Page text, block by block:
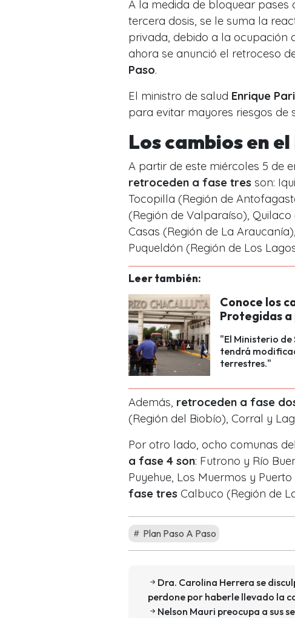
A la medida de bloquear pases
tercera dosis, se le suma la
privada, debido a la ocupación
ahora se anunció el retroceso
Paso.
El ministro de salud Enrique
para evitar mayores riesgos de
Los cambios en
A partir de este miércoles 5 de
retroceden a fase tres son:
Tocopilla (Región de
(Región de Valparaíso),
Casas (Región de La
Puqueldón (Región de Los
Leer también:
Conoce los
Protegidas
"El Ministerio
tendrá
terrestres."
Además, retroceden a fase
(Región del Biobío), Corral y
Por otro lado, ocho comunas
a fase 4 son: Futrono y Río
Puyehue, Los Muermos y
fase tres Calbuco (Región de
Plan Paso A Paso
Dra. Carolina Herrera se
perdone por haberle llevado la
Nelson Mauri preocupa a sus